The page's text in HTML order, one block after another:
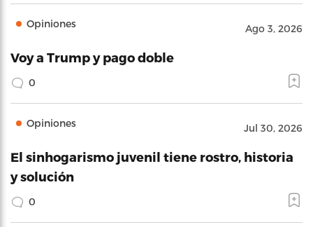
Opiniones Ago 3, 2026
Voy a Trump y pago doble
0
Opiniones Jul 30, 2026
El sinhogarismo juvenil tiene rostro, historia
y solución
0